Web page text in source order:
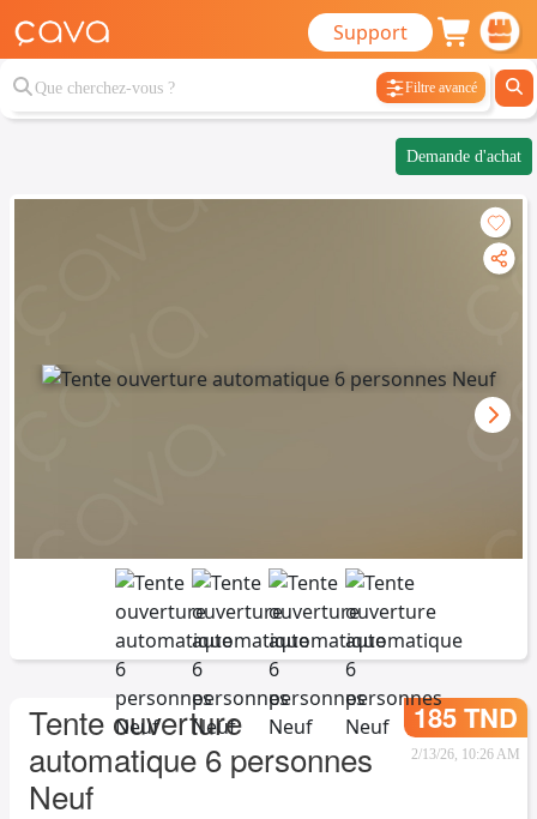
Support
Filtre avancé
Demande d'achat
Tente ouverture
automatique 6 personnes
Neuf
185 TND
2/13/26, 10:26 AM